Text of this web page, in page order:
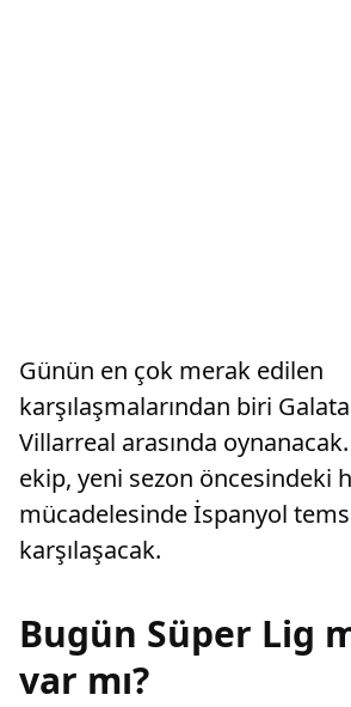
Günün en çok merak edilen
karşılaşmalarından biri
Villarreal arasında oynanacak.
ekip, yeni sezon öncesindeki
mücadelesinde İspanyol
karşılaşacak.
Bugün Süper Lig
var mı?